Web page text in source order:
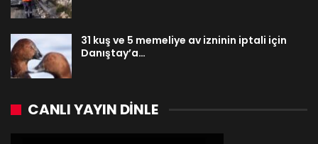
31 kuş ve 5 memeliye av izninin iptali için
Danıştay’a…
CANLI YAYIN DINLE